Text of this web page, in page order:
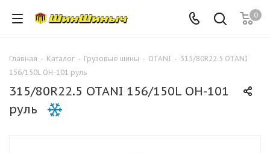
0
Главная - Каталог - Грузовые шины - OTANI - 315/80R22.5 OTANI
156/150L OH-101 руль
315/80R22.5 OTANI 156/150L OH-101
руль